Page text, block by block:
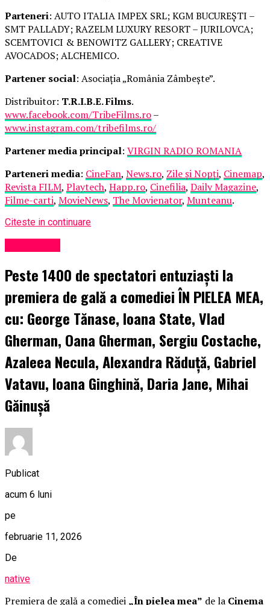
Parteneri: AUTO ITALIA IMPEX SRL; KGM BUCUREȘTI –
SMT PALLADY; RAZELM LUXURY RESORT – JURILOVCA;
SCEMTOVICI & BENOWITZ GALLERY; CREATIVE
AVOCADOS; ALCHEMICO.
Partener social: Asociația „România Zâmbește”.
Distribuitor: T.R.I.B.E. Films.
www.facebook.com/TribeFilms.ro–
www.instagram.com/tribefilms.ro/
Partener media principal: VIRGIN RADIO ROMANIA
Parteneri media: CineFan, News.ro, Zile și Nopți, Cinemap,
Revista FILM, Playtech, Happ.ro, Cinefilia, Daily Magazine,
Filme-carti, MovieNews, The Movienator, Munteanu.
Citeste in continuare
Peste 1400 de spectatori entuziaști la
premiera de gală a comediei ÎN PIELEA MEA,
cu: George Tănase, Ioana State, Vlad
Gherman, Oana Gherman, Sergiu Costache,
Azaleea Necula, Alexandra Răduță, Gabriel
Vatavu, Ioana Ginghină, Daria Jane, Mihai
Găinușă
Publicat
acum 6 luni
pe
februarie 11, 2026
De
native
Premiera de gală a comediei „În pielea mea” de la Cinema